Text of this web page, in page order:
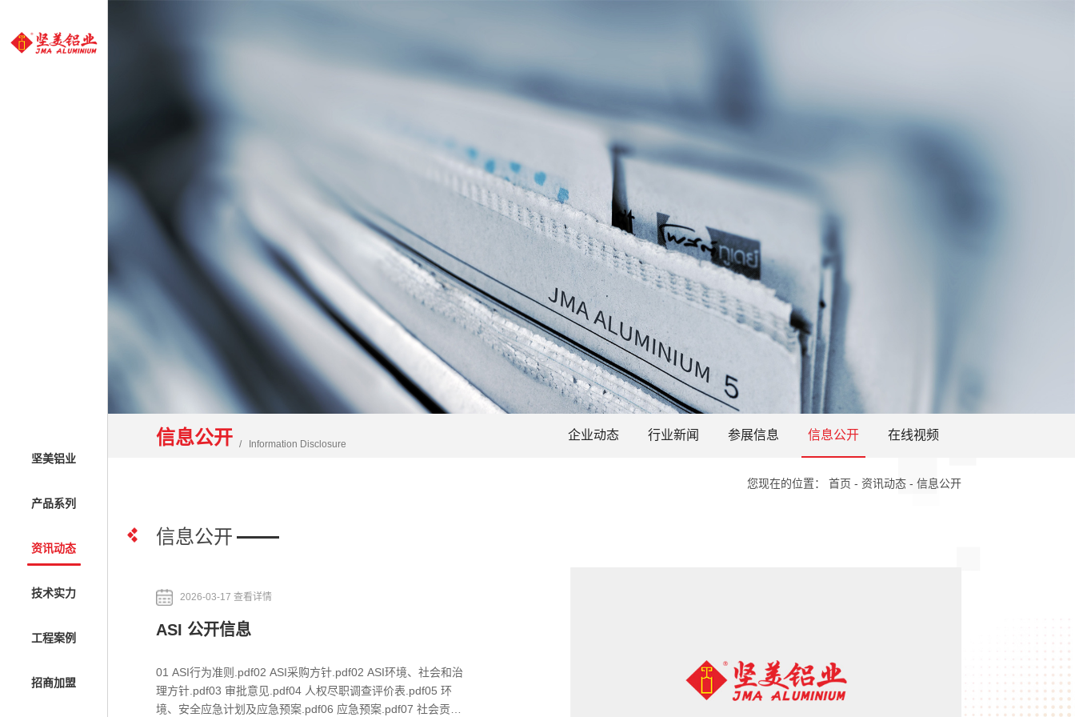
坚美铝业
产品系列
资讯动态
技术实力
工程案例
招商加盟
信息公开 Information Disclosure
企业动态 行业新闻 参展信息 信息公开 在线视频
您现在的位置： 首页 -资讯动态 -信息公开
信息公开
2026-03-17 查看详情
ASI 公开信息
01 ASI行为准则.pdf02 ASI采购方针.pdf02 ASI环境、社会和治
理方针.pdf03 审批意见.pdf04 人权尽职调查评价表.pdf05 环
境、安全应急计划及应急预案.pdf06 应急预案.pdf07 社会贡